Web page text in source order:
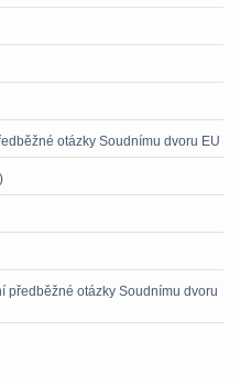
otázky Soudnímu dvoru EU
předběžné otázky Soudnímu dvoru